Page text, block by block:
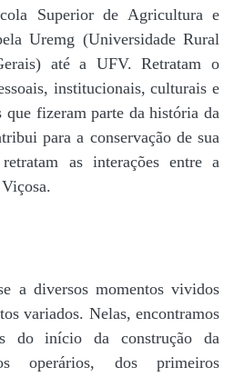
Superior de Agricultura e
Uremg (Universidade Rural
até a UFV. Retratam o
institucionais, culturais e
que fizeram parte da história da
para a conservação de sua
as interações entre a
a diversos momentos vividos
variados. Nelas, encontramos
do início da construção da
operários, dos primeiros